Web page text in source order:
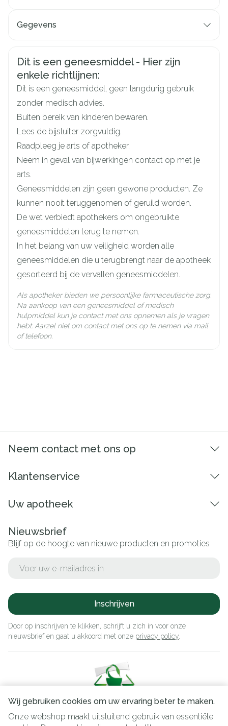
Wij gebruiken cookies om uw ervaring beter te maken.
Onze webshop maakt uitsluitend gebruik van essentiële
Gegevens
Organisaties Boiron
Merken Boiron
Breedte 17 mm
Lengte 65 mm
Diepte 15 mm
Hoeveelheid
Verpakking
4
Behoud Kamertemperatuur (15°C - 25°C)
Veiligheidsinformatie
Dit is een geneesmiddel - Hier zijn
enkele richtlijnen:
Dit is een geneesmiddel, geen langdurig gebruik
zonder medisch advies.
Buiten bereik van kinderen bewaren.
Lees de bijsluiter zorgvuldig.
Raadpleeg je arts of apotheker.
Neem in geval van bijwerkingen contact op met je
arts.
Geneesmiddelen zijn geen gewone producten. Ze
kunnen nooit teruggenomen of geruild worden.
De wet verbiedt apothekers om ongebruikte
geneesmiddelen terug te nemen.
In het belang van uw veiligheid worden alle
geneesmiddelen die u terugbrengt naar de apotheek
gesorteerd bij de vervallen geneesmiddelen.
Als apotheker bieden we persoonlijke farmaceutische zorg.
Na aankoop van een geneesmiddel of medisch
hulpmiddel kun je contact met ons opnemen als je vragen
hebt. Aarzel niet om contact met ons op te nemen via mail
of telefoon.
Neem contact met ons op
Klantenservice
Uw apotheek
Nieuwsbrief
Blijf op de hoogte van nieuwe producten en promoties
Inschrijven
Door op inschrijven te klikken, schrijft u zich in voor onze
nieuwsbrief en gaat u akkoord met onze privacy policy